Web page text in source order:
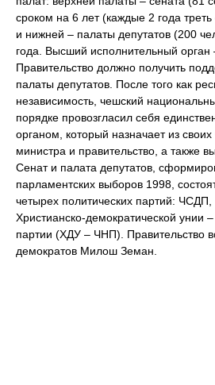
сроком на 6 лет (каждые 2 года треть
и нижней – палаты депутатов (200
года. Высший исполнительный орган
Правительство должно получить
палаты депутатов. После того как
независимость, чешский
порядке провозгласил себя
органом, который назначает из
министра и правительство, а также
Сенат и палата депутатов,
парламентских выборов 1998,
четырех политических партий:
Христианско-демократической унии
партии (ХДУ – ЧНП). Правительство
демократов Милош Земан.